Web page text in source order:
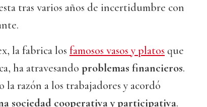
tras varios años de incertidumbre con
la fabrica los famosos vasos y platos que
ha atravesando problemas financieros.
la razón a los trabajadores y acordó
sociedad cooperativa y participativa.